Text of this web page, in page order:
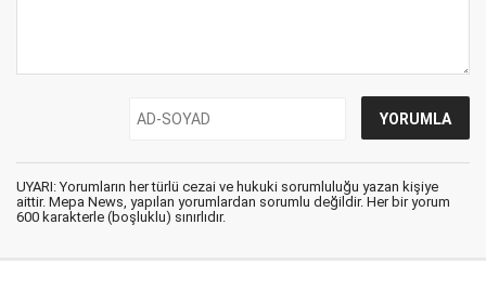
UYARI: Yorumların her türlü cezai ve hukuki sorumluluğu yazan kişiye
aittir. Mepa News, yapılan yorumlardan sorumlu değildir. Her bir yorum
600 karakterle (boşluklu) sınırlıdır.